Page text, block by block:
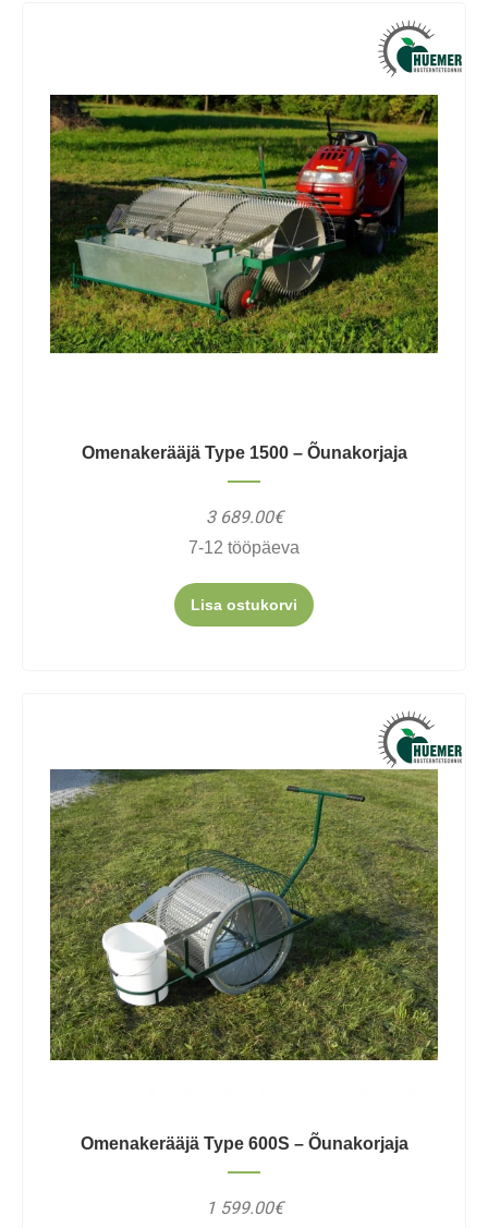
Omenakerääjä Type 1500 – Õunakorjaja
3 689.00€
7-12 tööpäeva
Lisa ostukorvi
Omenakerääjä Type 600S – Õunakorjaja
1 599.00€